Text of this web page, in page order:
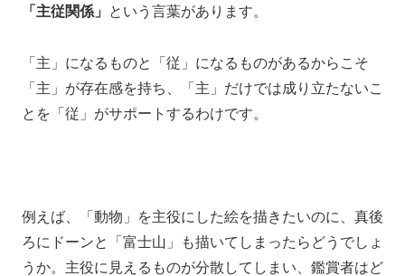
「主従関係」 という言葉があります。
「主」になるものと「従」になるものがあるからこそ
「主」が存在感を持ち、「主」だけでは成り立たないこ
とを「従」がサポートするわけです。
例えば、「動物」を主役にした絵を描きたいのに、真後
ろにドーンと「富士山」も描いてしまったらどうでしょ
うか。主役に見えるものが分散してしまい、鑑賞者はど